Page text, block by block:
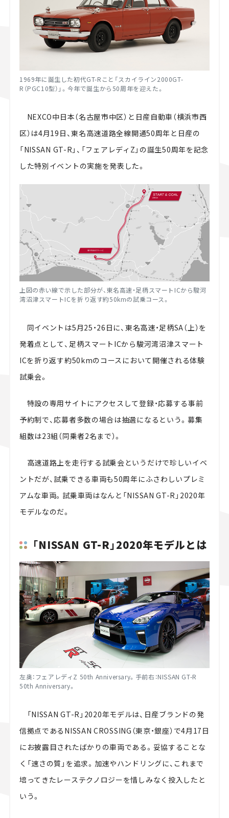
1969年に誕生した初代GT-Rこと「スカイライン2000GT-
R（PGC10型）」。今年で誕生から50周年を迎えた。
NEXCO中日本（名古屋市中区）と日産自動車（横浜市西
区）は4月19日、東名高速道路全線開通50周年と日産の
「NISSAN GT-R」、「フェアレディZ」の誕生50周年を記念
した特別イベントの実施を発表した。
上図の赤い線で示した部分が、東名高速・足柄スマートICから駿河
湾沼津スマートICを折り返す約50kmの試乗コース。
同イベントは5月25・26日に、東名高速・足柄SA（上）を
発着点として、足柄スマートICから駿河湾沼津スマート
ICを折り返す約50kmのコースにおいて開催される体験
試乗会。
特設の専用サイトにアクセスして登録・応募する事前
予約制で、応募者多数の場合は抽選になるという。募集
組数は23組（同乗者2名まで）。
高速道路上を走行する試乗会というだけで珍しいイベ
ントだが、試乗できる車両も50周年にふさわしいプレミ
アムな車両。試乗車両はなんと「NISSAN GT-R」2020年
モデルなのだ。
「NISSAN GT-R」2020年モデルとは
左奥：フェアレディZ 50th Anniversary。 手前右：NISSAN GT-R
50th Anniversary。
「NISSAN GT-R」2020年モデルは、日産ブランドの発
信拠点であるNISSAN CROSSING（東京・銀座）で4月17日
にお披露目されたばかりの車両である。 妥協することな
く「速さの質」を追求。加速やハンドリングに、これまで
培ってきたレーステクノロジーを惜しみなく投入したと
いう。